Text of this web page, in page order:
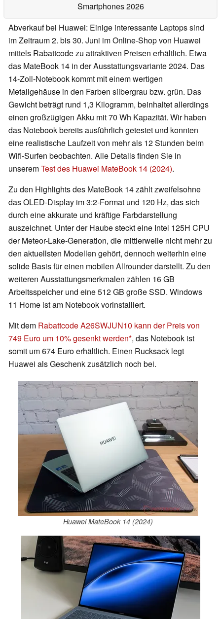
Smartphones 2026
Abverkauf bei Huawei: Einige interessante Laptops sind
im Zeitraum 2. bis 30. Juni im Online-Shop von Huawei
mittels Rabattcode zu attraktiven Preisen erhältlich. Etwa
das MateBook 14 in der Ausstattungsvariante 2024. Das
14-Zoll-Notebook kommt mit einem wertigen
Metallgehäuse in den Farben silbergrau bzw. grün. Das
Gewicht beträgt rund 1,3 Kilogramm, beinhaltet allerdings
einen großzügigen Akku mit 70 Wh Kapazität. Wir haben
das Notebook bereits ausführlich getestet und konnten
eine realistische Laufzeit von mehr als 12 Stunden beim
Wifi-Surfen beobachten. Alle Details finden Sie in
unseremTest des Huawei MateBook 14 (2024).
Zu den Highlights des MateBook 14 zählt zweifelsohne
das OLED-Display im 3:2-Format und 120 Hz, das sich
durch eine akkurate und kräftige Farbdarstellung
auszeichnet. Unter der Haube steckt eine Intel 125H CPU
der Meteor-Lake-Generation, die mittlerweile nicht mehr zu
den aktuellsten Modellen gehört, dennoch weiterhin eine
solide Basis für einen mobilen Allrounder darstellt. Zu den
weiteren Ausstattungsmerkmalen zählen 16 GB
Arbeitsspeicher und eine 512 GB große SSD. Windows
11 Home ist am Notebook vorinstalliert.
Mit dem Rabattcode A26SWJUN10 kann der Preis von
749 Euro um 10% gesenkt werden , das Notebook ist
somit um 674 Euro erhältlich. Einen Rucksack legt
Huawei als Geschenk zusätzlich noch bei.
Huawei MateBook 14 (2024)